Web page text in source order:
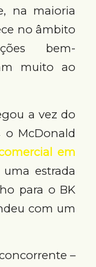
na maioria
no âmbito
bem-
muito ao
a vez do
o McDonald
em
estrada
para o BK
com um
–